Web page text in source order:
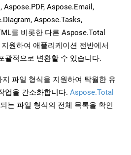
Aspose.Email,
Aspose.Tasks,
를 비롯한 다른 Aspose.Total
원하여 애플리케이션 전반에서
괄적으로 변환할 수 있습니다.
파일 형식을 지원하여 탁월한 유
업을 간소화합니다. Aspose.Total
는 파일 형식의 전체 목록을 확인